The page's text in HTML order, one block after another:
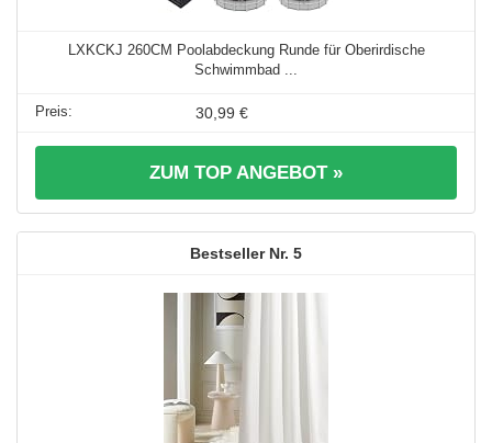
LXKCKJ 260CM Poolabdeckung Runde für Oberirdische
Schwimmbad ...
30,99 €
ZUM TOP ANGEBOT »
5